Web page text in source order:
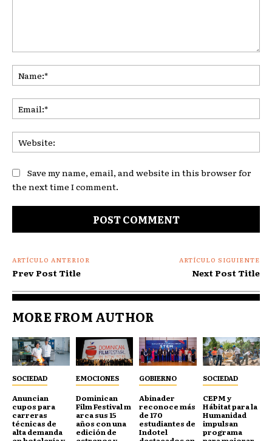
Save my name, email, and website in this browser for
the next time I comment.
ARTÍCULO ANTERIOR
Prev Post Title
ARTÍCULO SIGUIENTE
Next Post Title
MORE FROM AUTHOR
SOCIEDAD
Anuncian
cupos para
carreras
técnicas de
alta demanda
EMOCIONES
Dominican
Film Festival m
arca sus 15
años con una
edición de
GOBIERNO
Abinader
reconoce más
de 170
estudiantes de
Indotel
SOCIEDAD
CEPM y
Hábitat para la
Humanidad
impulsan
programa